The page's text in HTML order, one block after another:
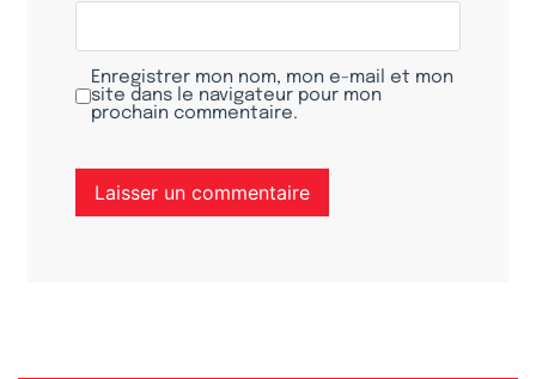
Enregistrer mon nom, mon e-mail et mon
site dans le navigateur pour mon
prochain commentaire.